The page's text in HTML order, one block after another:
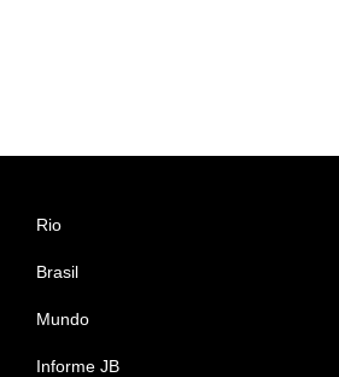
Rio
Brasil
Mundo
Informe JB